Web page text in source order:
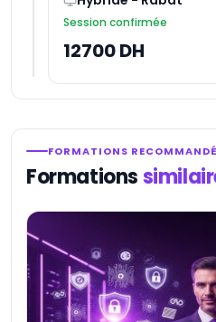
Session confirmée
12700 DH
FORMATIONS
Formations